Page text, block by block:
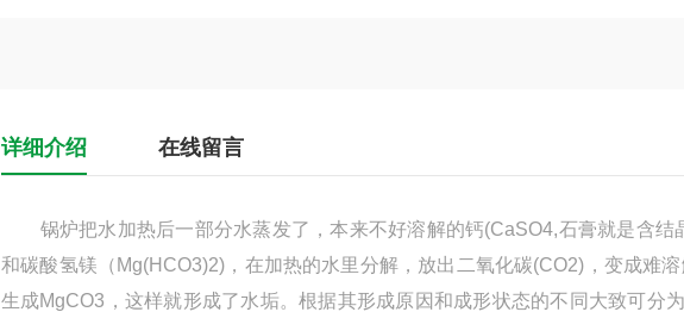
详细介绍 在线留言
锅炉把水加热后一部分水蒸发了，本来不好溶解的钙(CaSO4,石膏就是含结
和碳酸氢镁（Mg(HCO3)2)，在加热的水里分解，放出二氧化碳(CO2)，变成难
生成MgCO3，这样就形成了水垢。根据其形成原因和成形状态的不同大致可分